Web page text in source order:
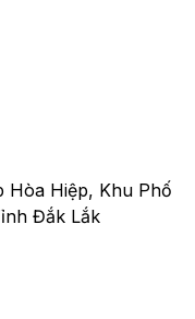
Hòa Hiệp, Khu Phố
Đắk Lắk